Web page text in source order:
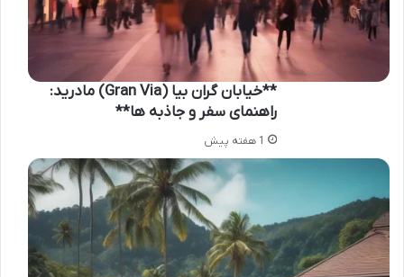
**خیابان گران بیا (Gran Via) مادرید:
راهنمای سفر و جاذبه ها**
1 هفته پیش